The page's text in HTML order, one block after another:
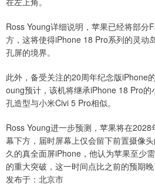
Ross Young详细说明，苹果已经将部分
方，这将使得iPhone 18 Pro系列的灵动
孔屏的境界。
此外，备受关注的20周年纪念版iPhone
oung预计，该机将继承iPhone 18 Pro
孔造型与小米Civi 5 Pro相似。
Ross Young进一步预测，苹果将在
幕下方，届时屏幕上仅会留下前置摄像
久的真全面屏iPhone，他认为苹果至少
的重大突破，这一时间点比之前的预期晚
发布于：北京市